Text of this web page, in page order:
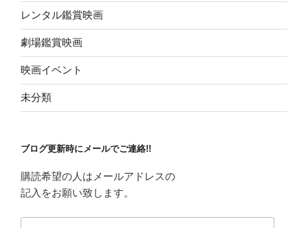
レンタル鑑賞映画
劇場鑑賞映画
映画イベント
未分類
ブログ更新時にメールでご連絡!!
購読希望の人はメールアドレスの
記入をお願い致します。